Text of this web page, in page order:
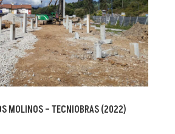
MOLINOS – TECNIOBRAS (2022)